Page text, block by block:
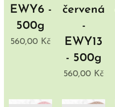
EWY6 -
500g
560,00 Kč
červená
-
EWY13
- 500g
560,00 Kč